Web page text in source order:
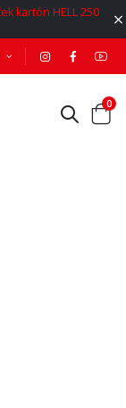
kartón HELL 250
0